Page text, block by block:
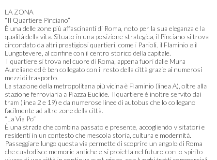
LA ZONA
“Il Quartiere Pinciano”
È una delle zone più affascinanti di Roma, noto per la sua eleganza e la
qualità della vita. Situato in una posizione strategica, il Pinciano si trova
circondato da altri prestigiosi quartieri, come i Parioli, il Flaminio e il
Lungotevere, al confine con il centro storico della capitale.
Il quartiere si trova nel cuore di Roma, appena fuori dalle Mura
Aureliane ed è ben collegato con il resto della città grazie ai numerosi
mezzi di trasporto.
La stazione della metropolitana più vicina è Flaminio (linea A), oltre alla
stazione ferroviaria a Piazza Euclide. Il quartiere è inoltre servito dai
tram (linea 2 e 19) e da numerose linee di autobus che lo collegano
facilmente ad altre zone della città.
“La Via Po”
È una strada che combina passato e presente, accogliendo visitatori e
residenti in un contesto che mescola storia, cultura e modernità.
Passeggiare lungo questa via permette di scoprire un angolo di Roma
che custodisce memorie antiche e si proietta nel futuro con lo spirito